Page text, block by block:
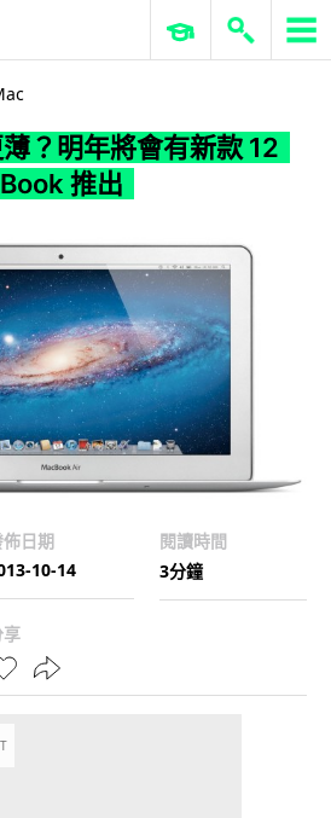
ERP 與商業 AI
？明年將會有新款 12
推出
日期
10-14
閱讀時間
3分鐘
享